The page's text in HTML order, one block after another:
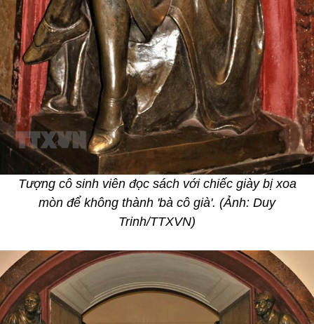
Tượng cô sinh viên đọc sách với chiếc giày bị xoa
mòn để không thành 'bà cô già'. (Ảnh: Duy
Trinh/TTXVN)